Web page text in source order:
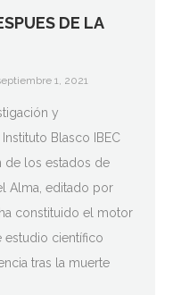
DE LA
1, 2021
y
Blasco IBEC
de los estados de
Alma, editado por
constituido el motor
estudio científico
tras la muerte